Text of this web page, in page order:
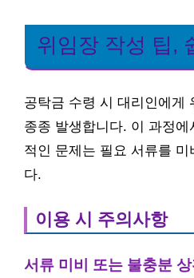
위임장 작성 팁,
공탁금 수령 시 대리인에게
종종 발생합니다. 이 과정
적인 문제는 필요 서류를 미
다.
이용 시 주의사항
서류 미비 또는 불충분